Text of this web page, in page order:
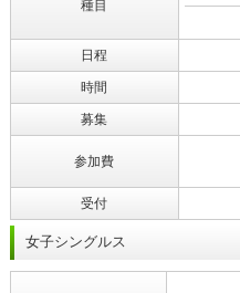
種目
日程
時間
募集
参加費
受付
女子シングルス